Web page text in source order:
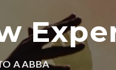
A ABBA